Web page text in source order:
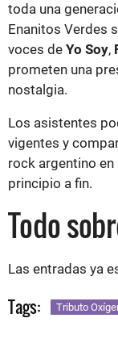
toda una
Enanitos Verdes
voces de Yo Soy,
prometen una
nostalgia.
Los asistentes
vigentes y
rock argentino
principio a fin.
Todo
Las entradas ya
Tags: Tributo